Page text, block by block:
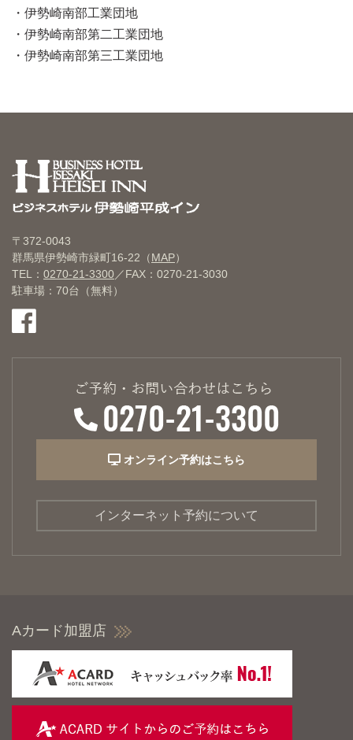
伊勢崎南部工業団地
伊勢崎南部第二工業団地
伊勢崎南部第三工業団地
〒372-0043
群馬県伊勢崎市緑町16-22（MAP）
TEL： 0270-21-3300／FAX：0270-21-3030
駐車場：70台（無料）
オンライン予約はこちら
インターネット予約について
Aカード加盟店